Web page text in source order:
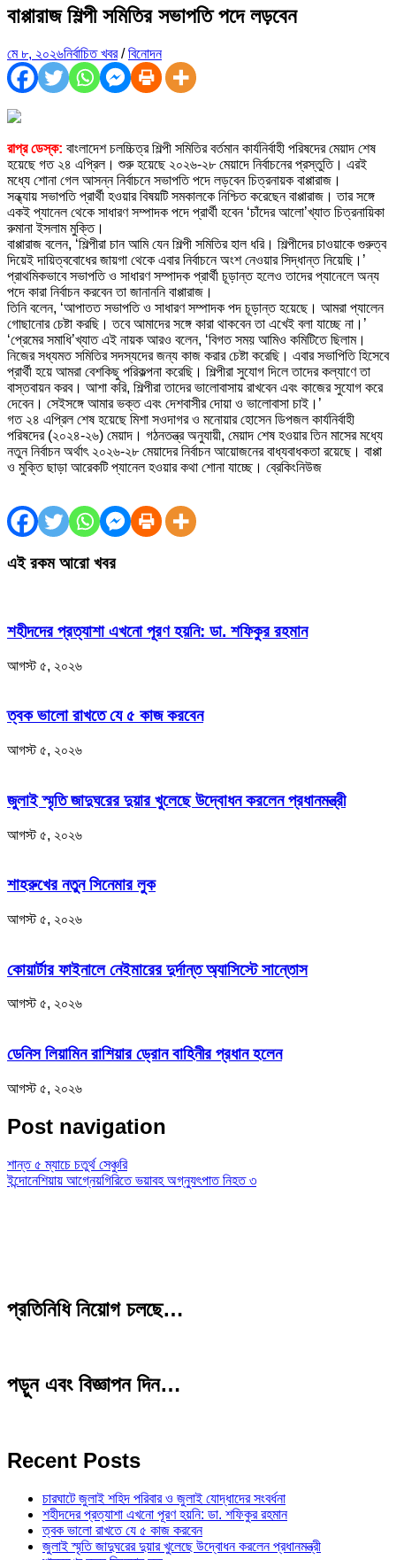
বাপ্পারাজ শিল্পী সমিতির সভাপতি পদে লড়বেন
মে ৮, ২০২৬নির্বাচিত খবর/বিনোদন
রাপ্র ডেস্ক: বাংলাদেশ চলচ্চিত্র শিল্পী সমিতির বর্তমান কার্যনির্বাহী পরিষদের মেয়াদ শেষ
হয়েছে গত ২৪ এপ্রিল। শুরু হয়েছে ২০২৬-২৮ মেয়াদে নির্বাচনের প্রস্তুতি। এরই
মধ্যে শোনা গেল আসন্ন নির্বাচনে সভাপতি পদে লড়বেন চিত্রনায়ক বাপ্পারাজ।
সন্ধ্যায় সভাপতি প্রার্থী হওয়ার বিষয়টি সমকালকে নিশ্চিত করেছেন বাপ্পারাজ। তার সঙ্গে
একই প্যানেল থেকে সাধারণ সম্পাদক পদে প্রার্থী হবেন ‘চাঁদের আলো’খ্যাত চিত্রনায়িকা
রুমানা ইসলাম মুক্তি।
বাপ্পারাজ বলেন, ‘শিল্পীরা চান আমি যেন শিল্পী সমিতির হাল ধরি। শিল্পীদের চাওয়াকে গুরুত্ব
দিয়েই দায়িত্ববোধের জায়গা থেকে এবার নির্বাচনে অংশ নেওয়ার সিদ্ধান্ত নিয়েছি।’
প্রাথমিকভাবে সভাপতি ও সাধারণ সম্পাদক প্রার্থী চূড়ান্ত হলেও তাদের প্যানেলে অন্য
পদে কারা নির্বাচন করবেন তা জানাননি বাপ্পারাজ।
তিনি বলেন, ‘আপাতত সভাপতি ও সাধারণ সম্পাদক পদ চূড়ান্ত হয়েছে। আমরা প্যালেন
গোছানোর চেষ্টা করছি। তবে আমাদের সঙ্গে কারা থাকবেন তা এখেই বলা যাচ্ছে না।’
‘প্রেমের সমাধি’খ্যাত এই নায়ক আরও বলেন, ‘বিগত সময় আমিও কমিটিতে ছিলাম।
নিজের সধ্যমত সমিতির সদস্যদের জন্য কাজ করার চেষ্টা করেছি। এবার সভাপিতি হিসেবে
প্রার্থী হয়ে আমরা বেশকিছু পরিকল্পনা করেছি। শিল্পীরা সুযোগ দিলে তাদের কল্যাণে তা
বাস্তবায়ন করব। আশা করি, শিল্পীরা তাদের ভালোবাসায় রাখবেন এবং কাজের সুযোগ করে
দেবেন। সেইসঙ্গে আমার ভক্ত এবং দেশবাসীর দোয়া ও ভালোবাসা চাই।’
গত ২৪ এপ্রিল শেষ হয়েছে মিশা সওদাগর ও মনোয়ার হোসেন ডিপজল কার্যনির্বাহী
পরিষদের (২০২৪-২৬) মেয়াদ। গঠনতন্ত্র অনুযায়ী, মেয়াদ শেষ হওয়ার তিন মাসের মধ্যে
নতুন নির্বাচন অর্থাৎ ২০২৬-২৮ মেয়াদের নির্বাচন আয়োজনের বাধ্যবাধকতা রয়েছে। বাপ্পা
ও মুক্তি ছাড়া আরেকটি প্যানেল হওয়ার কথা শোনা যাচ্ছে। ব্রেকিংনিউজ
এই রকম আরো খবর
শহীদদের প্রত্যাশা এখনো পূরণ হয়নি: ডা. শফিকুর রহমান
আগস্ট ৫, ২০২৬
ত্বক ভালো রাখতে যে ৫ কাজ করবেন
আগস্ট ৫, ২০২৬
জুলাই স্মৃতি জাদুঘরের দুয়ার খুলেছে উদ্বোধন করলেন প্রধানমন্ত্রী
আগস্ট ৫, ২০২৬
শাহরুখের নতুন সিনেমার লুক
আগস্ট ৫, ২০২৬
কোয়ার্টার ফাইনালে নেইমারের দুর্দান্ত অ্যাসিস্টে সান্তোস
আগস্ট ৫, ২০২৬
ডেনিস লিয়ামিন রাশিয়ার ড্রোন বাহিনীর প্রধান হলেন
আগস্ট ৫, ২০২৬
Post navigation
শান্ত ৫ ম্যাচে চতুর্থ সেঞ্চুরি
ইন্দোনেশিয়ায় আগ্নেয়গিরিতে ভয়াবহ অগ্ন্যুৎপাত নিহত ৩
প্রতিনিধি নিয়োগ চলছে…
পড়ুন এবং বিজ্ঞাপন দিন…
Recent Posts
চারঘাটে জুলাই শহিদ পরিবার ও জুলাই যোদ্ধাদের সংবর্ধনা
শহীদদের প্রত্যাশা এখনো পূরণ হয়নি: ডা. শফিকুর রহমান
ত্বক ভালো রাখতে যে ৫ কাজ করবেন
জুলাই স্মৃতি জাদুঘরের দুয়ার খুলেছে উদ্বোধন করলেন প্রধানমন্ত্রী